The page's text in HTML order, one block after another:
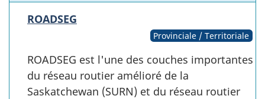
ROADSEG
Provinciale / Territoriale
ROADSEG est l'une des couches importantes
du réseau routier amélioré de la
Saskatchewan (SURN) et du réseau routier